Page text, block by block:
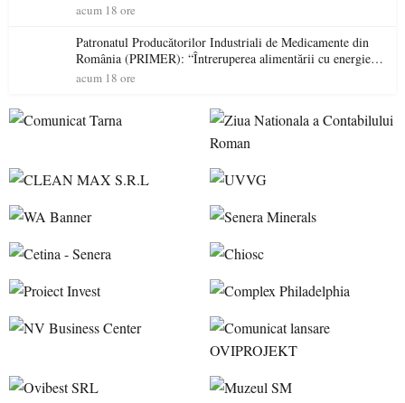
acum 18 ore
Patronatul Producătorilor Industriali de Medicamente din
România (PRIMER): “Întreruperea alimentării cu energie
electrică a fabricilor de medicamente va pune în pericol
acum 18 ore